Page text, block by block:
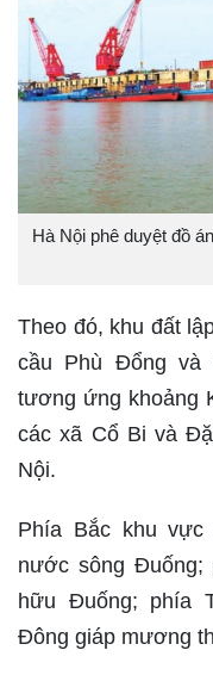
Hà Nội phê duyệt đồ
Theo đó, khu đất
cầu Phù Đổng và
tương ứng khoảng
các xã Cổ Bi và
Nội.
Phía Bắc khu
nước sông Đuống;
hữu Đuống; phía
Đông giáp mương